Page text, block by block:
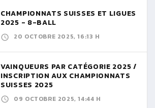
CHAMPIONNATS SUISSES ET LIGUES
2025 - 8-BALL
20 OCTOBRE 2025, 16:13 H
VAINQUEURS PAR CATÉGORIE 2025 /
INSCRIPTION AUX CHAMPIONNATS
SUISSES 2025
09 OCTOBRE 2025, 14:44 H